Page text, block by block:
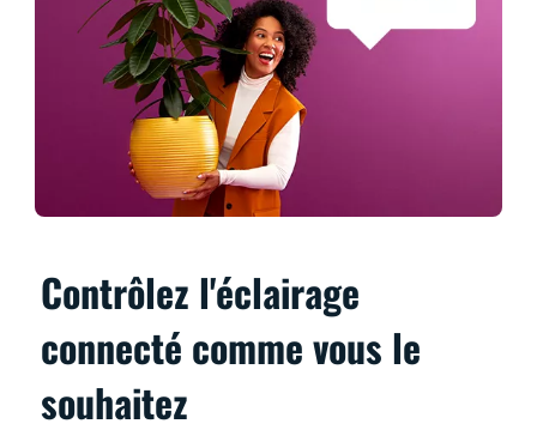
Contrôlez l'éclairage
connecté comme vous le
souhaitez